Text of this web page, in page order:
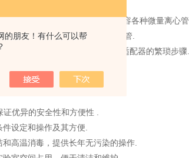
的朋友！有什么可以帮
广泛的转头选择，可以兼容各种微量离心管.
微量管，包括带过滤柱的离心管.
mL微量离心管, 免除了更换适配器的繁琐步骤.
管及血比容管.
优异的安全性和方便性 .
设定和操作及其方便.
高温消毒，提供长年无污染的操作.